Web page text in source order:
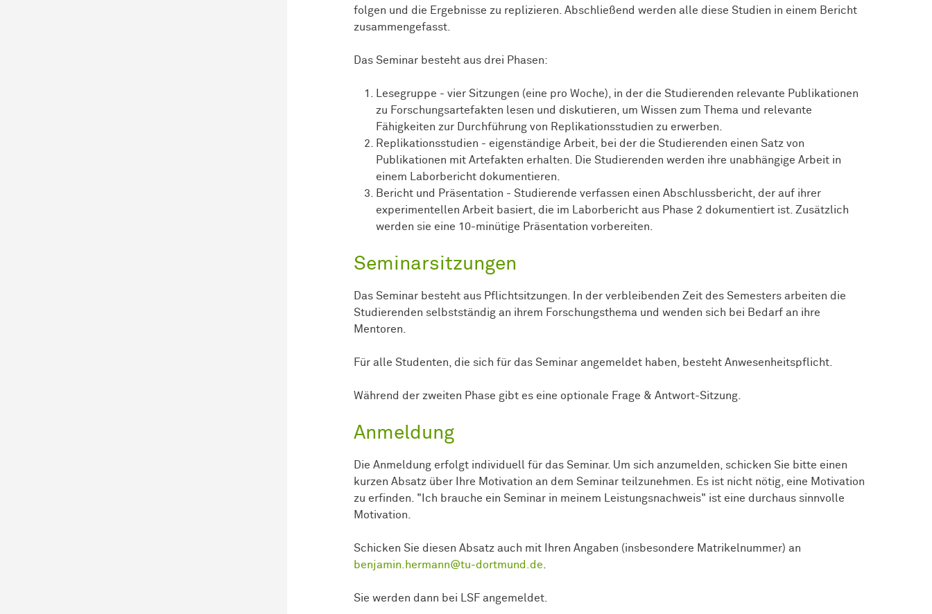
folgen und die Ergebnisse zu replizieren. Abschließend werden alle diese Studien in einem Bericht
zusammengefasst.
Das Seminar besteht aus drei Phasen:
Lesegruppe - vier Sitzungen (eine pro Woche), in der die Studierenden relevante Publikationen
zu Forschungsartefakten lesen und diskutieren, um Wissen zum Thema und relevante
Fähigkeiten zur Durchführung von Replikationsstudien zu erwerben.
Replikationsstudien - eigenständige Arbeit, bei der die Studierenden einen Satz von
Publikationen mit Artefakten erhalten. Die Studierenden werden ihre unabhängige Arbeit in
einem Laborbericht dokumentieren.
Bericht und Präsentation - Studierende verfassen einen Abschlussbericht, der auf ihrer
experimentellen Arbeit basiert, die im Laborbericht aus Phase 2 dokumentiert ist. Zusätzlich
werden sie eine 10-minütige Präsentation vorbereiten.
Seminarsitzungen
Das Seminar besteht aus Pflichtsitzungen. In der verbleibenden Zeit des Semesters arbeiten die
Studierenden selbstständig an ihrem Forschungsthema und wenden sich bei Bedarf an ihre
Mentoren.
Für alle Studenten, die sich für das Seminar angemeldet haben, besteht Anwesenheitspflicht.
Während der zweiten Phase gibt es eine optionale Frage & Antwort-Sitzung.
Anmeldung
Die Anmeldung erfolgt individuell für das Seminar. Um sich anzumelden, schicken Sie bitte einen
kurzen Absatz über Ihre Motivation an dem Seminar teilzunehmen. Es ist nicht nötig, eine Motivation
zu erfinden. "Ich brauche ein Seminar in meinem Leistungsnachweis" ist eine durchaus sinnvolle
Motivation.
Schicken Sie diesen Absatz auch mit Ihren Angaben (insbesondere Matrikelnummer) an
benjamin.hermann@tu-dortmund.de
Sie werden dann bei LSF angemeldet.